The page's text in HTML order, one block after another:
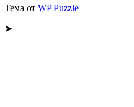
Тема от WP Puzzle
➤